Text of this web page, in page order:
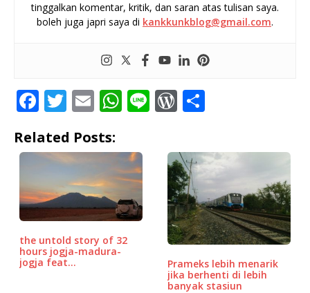
tinggalkan komentar, kritik, dan saran atas tulisan saya.
boleh juga japri saya di kankkunkblog@gmail.com.
F
c
e
b
o
o
k
T
it
te
r
E
ai
W
at
s
A
p
p
Li W
r
d
P
r
e
ss
ar
e
Related Posts:
the untold story of 32
hours jogja-madura-
jogja feat…
Prameks lebih menarik
jika berhenti di lebih
banyak stasiun